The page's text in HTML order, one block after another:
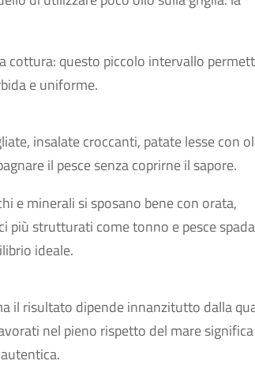
cottura: questo piccolo intervallo
e uniforme.
insalate croccanti, patate lesse con
il pesce senza coprirne il sapore.
e minerali si sposano bene con orata,
più strutturati come tonno e pesce
ideale.
il risultato dipende innanzitutto dalla
nel pieno rispetto del mare significa